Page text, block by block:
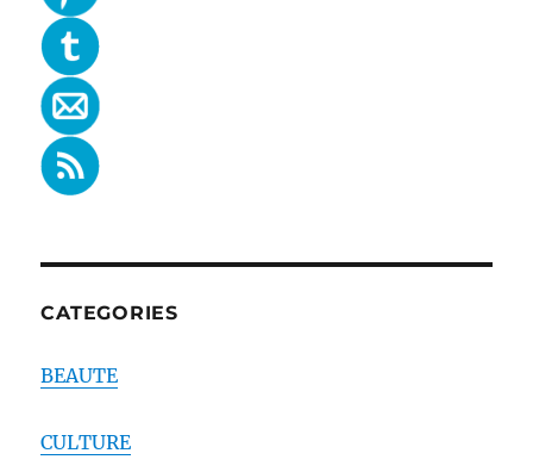
CATEGORIES
BEAUTE
CULTURE